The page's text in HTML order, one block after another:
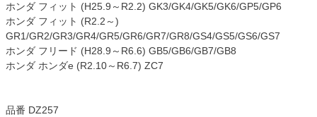
ホンダ フィット (H25.9～R2.2) GK3/GK4/GK5/GK6/GP5/GP6
ホンダ フィット (R2.2～)
GR1/GR2/GR3/GR4/GR5/GR6/GR7/GR8/GS4/GS5/GS6/GS7
ホンダ フリード (H28.9～R6.6) GB5/GB6/GB7/GB8
ホンダ ホンダe (R2.10～R6.7) ZC7
品番 DZ257